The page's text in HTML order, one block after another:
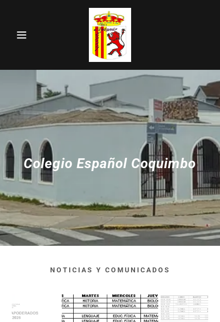
Colegio Español Coquimbo
NOTICIAS Y COMUNICADOS